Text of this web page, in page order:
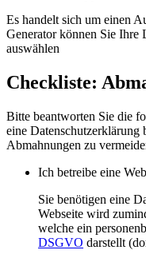
Es handelt sich um einen
Generator können Sie Ihre
auswählen
Checkliste:
Bitte beantworten Sie die
eine Datenschutzerklärung
Abmahnungen zu
Ich betreibe eine
Sie benötigen eine
Webseite wird
welche ein
DSGVO darstellt